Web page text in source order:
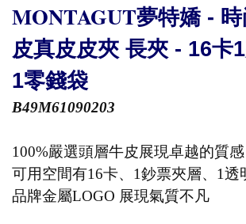
MONTAGUT夢特嬌 -
皮真皮皮夾 長夾 - 16卡
1零錢袋
B49M61090203
100%嚴選頭層牛皮展現卓越的質感
可用空間有16卡、1鈔票夾層、1透
品牌金屬LOGO 展現氣質不凡